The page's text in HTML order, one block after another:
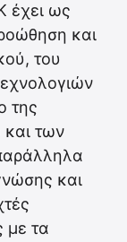
έχει ως
και
του
της
και των
και
με τα